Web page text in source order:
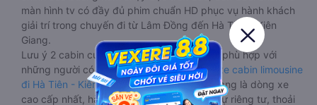
màn hình tv có đầy đủ phim chuẩn HD phục vụ hành khách
giải trí trong chuyến đi từ Lâm Đồng đến Hà Tiên - Kiên
Giang.
Lưu ý 2 cabin cuối thường thiết kế nhỏ hơn phù hợp với
những người có thân hình nhỏ nhắn. Dòng
xe cabin limousine
đi Hà Tiên - Kiên Giang từ Lâm Đồngnày đang là dòng xe
cao cấp nhất, hành khách thường chọn vì sự riêng tư, thoải